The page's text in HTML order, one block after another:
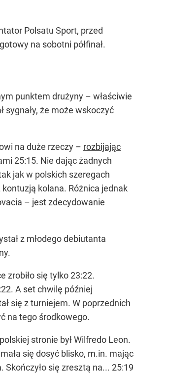
Polsatu Sport, przed
na sobotni półfinał.
punktem drużyny – właściwie
że może wskoczyć
na duże rzeczy – rozbijając
25:15. Nie dając żadnych
jak w polskich szeregach
kolana. Różnica jednak
– jest zdecydowanie
z młodego debiutanta
zrobiło się tylko 23:22.
A set chwilę później
się z turniejem. W poprzednich
na tego środkowego.
stronie był Wilfredo Leon.
się dosyć blisko, m.in. mając
się zresztą na... 25:19